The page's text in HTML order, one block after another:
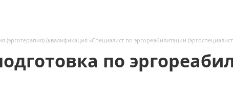
(эрготерапия) (квалификация «Специалист по эргореабилитации
по